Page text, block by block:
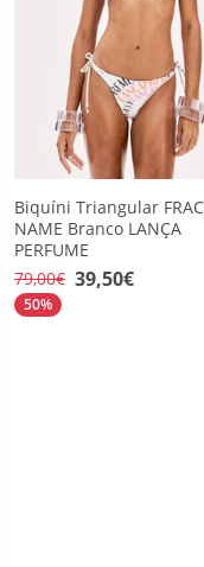
Biquíni Triangular
NAME Branco LANÇA
PERFUME
79,00€ 39,50€
50%